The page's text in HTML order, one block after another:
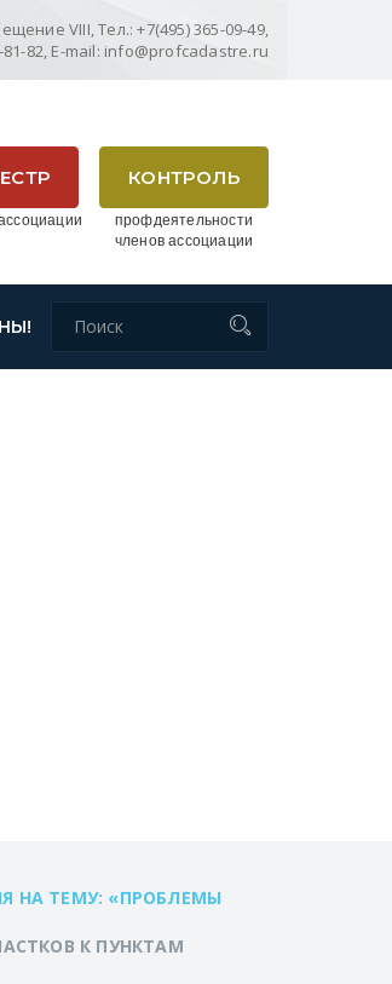
VIII, Тел.: +7(495) 365-09-49,
81-82, E-mail: info@profcadastre.ru
КОНТРОЛЬ
профдеятельности
членов ассоциации
НА ТЕМУ: «ПРОБЛЕМЫ
К ПУНКТАМ